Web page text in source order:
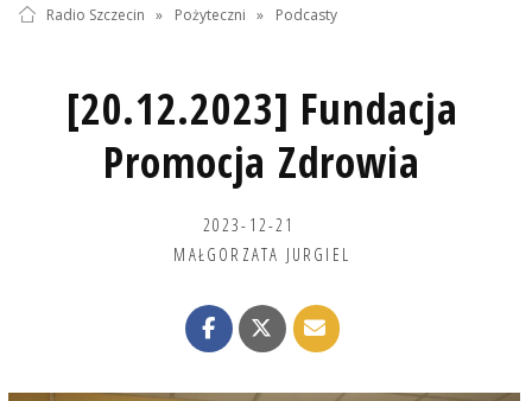
Radio Szczecin » Pożyteczni » Podcasty
[20.12.2023] Fundacja
Promocja Zdrowia
2023-12-21
MAŁGORZATA JURGIEL